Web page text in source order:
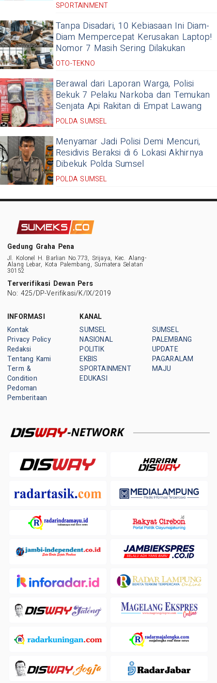
SPORTAINMENT
Tanpa Disadari, 10 Kebiasaan Ini Diam-
Diam Mempercepat Kerusakan Laptop!
Nomor 7 Masih Sering Dilakukan
OTO-TEKNO
Berawal dari Laporan Warga, Polisi
Bekuk 7 Pelaku Narkoba dan Temukan
Senjata Api Rakitan di Empat Lawang
POLDA SUMSEL
Menyamar Jadi Polisi Demi Mencuri,
Residivis Beraksi di 6 Lokasi Akhirnya
Dibekuk Polda Sumsel
POLDA SUMSEL
Gedung Graha Pena
Jl. Kolonel H. Barlian No.773, Srijaya, Kec. Alang-
Alang Lebar, Kota Palembang, Sumatera Selatan
30152
Terverifikasi Dewan Pers
No: 425/DP-Verifikasi/K/IX/2019
INFORMASI
Kontak
Privacy Policy
Redaksi
Tentang Kami
Term &
Condition
Pedoman
Pemberitaan
KANAL
SUMSEL
NASIONAL
POLITIK
EKBIS
SPORTAINMENT
EDUKASI
SUMSEL
PALEMBANG
UPDATE
PAGARALAM
MAJU